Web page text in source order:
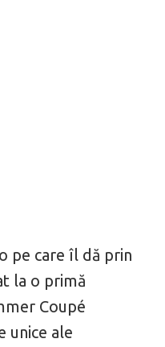
pe care îl dă prin
la o primă
Coupé
unice ale